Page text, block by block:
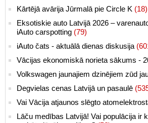
Kārtējā avārija Jūrmalā pie Circle K (18)
Eksotiskie auto Latvijā 2026 –
iAuto carspotting (79)
iAuto čats - aktuālā dienas diskusija
Vācijas ekonomiskā norieta sākums -
Volkswagen jaunajiem dzinējiem zūd
Degvielas cenas Latvijā un pasaulē
Vai Vācija atjaunos slēgto
Lāču medības Latvijā! Vai populācija ir